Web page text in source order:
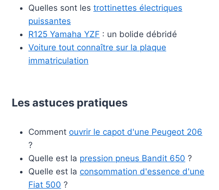
Quelles sont les trottinettes électriques
puissantes
R125 Yamaha YZF : un bolide débridé
Voiture tout connaître sur la plaque
immatriculation
Les astuces pratiques
Comment ouvrir le capot d'une Peugeot 206
?
Quelle est la pression pneus Bandit 650 ?
Quelle est la consommation d'essence d'une
Fiat 500 ?